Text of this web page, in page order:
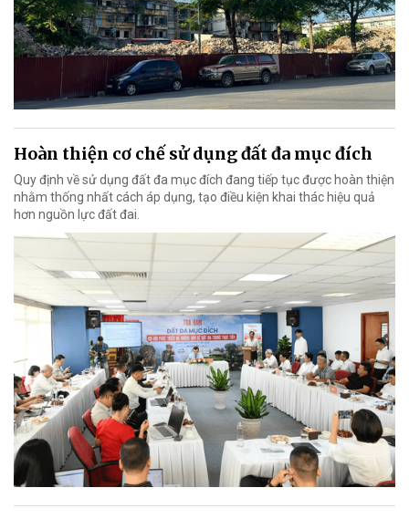
Hoàn thiện cơ chế sử dụng đất đa mục đích
Quy định về sử dụng đất đa mục đích đang tiếp tục được hoàn thiện
nhằm thống nhất cách áp dụng, tạo điều kiện khai thác hiệu quả
hơn nguồn lực đất đai.